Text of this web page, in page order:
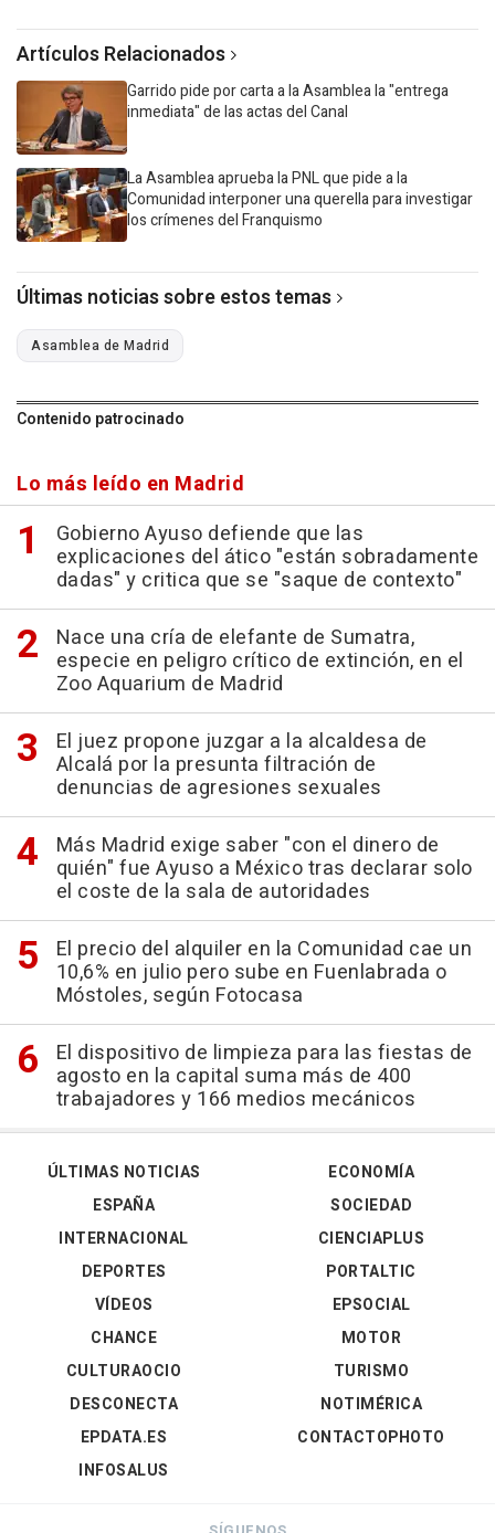
Artículos Relacionados
Garrido pide por carta a la Asamblea la "entrega
inmediata" de las actas del Canal
La Asamblea aprueba la PNL que pide a la
Comunidad interponer una querella para investigar
los crímenes del Franquismo
Últimas noticias sobre estos temas
Asamblea de Madrid
Contenido patrocinado
Lo más leído en Madrid
Gobierno Ayuso defiende que las
explicaciones del ático "están sobradamente
dadas" y critica que se "saque de contexto"
Nace una cría de elefante de Sumatra,
especie en peligro crítico de extinción, en el
Zoo Aquarium de Madrid
El juez propone juzgar a la alcaldesa de
Alcalá por la presunta filtración de
denuncias de agresiones sexuales
Más Madrid exige saber "con el dinero de
quién" fue Ayuso a México tras declarar solo
el coste de la sala de autoridades
El precio del alquiler en la Comunidad cae un
10,6% en julio pero sube en Fuenlabrada o
Móstoles, según Fotocasa
El dispositivo de limpieza para las fiestas de
agosto en la capital suma más de 400
trabajadores y 166 medios mecánicos
ÚLTIMAS NOTICIAS
ESPAÑA
INTERNACIONAL
DEPORTES
VÍDEOS
ECONOMÍA
SOCIEDAD
CIENCIAPLUS
PORTALTIC
EPSOCIAL
CHANCE
CULTURAOCIO
DESCONECTA
EPDATA.ES
INFOSALUS
MOTOR
TURISMO
NOTIMÉRICA
CONTACTOPHOTO